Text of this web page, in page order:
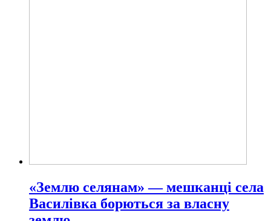
«Землю селянам» — мешканці села
Василівка борються за власну